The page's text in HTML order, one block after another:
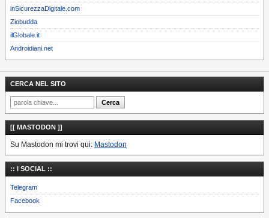
inSicurezzaDigitale.com
Ziobudda
ilGlobale.it
Androidiani.net
CERCA NEL SITO
[[ MASTODON ]]
Su Mastodon mi trovi qui: Mastodon
:: I SOCIAL ::
Telegram
Facebook